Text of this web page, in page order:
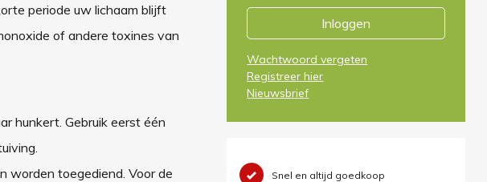
periode uw lichaam blijft
of andere toxines van
hunkert. Gebruik eerst één
worden toegediend. Voor de
Inloggen
Wachtwoord vergeten
Registreer hier
Nieuwsbrief
Snel en altijd goedkoop